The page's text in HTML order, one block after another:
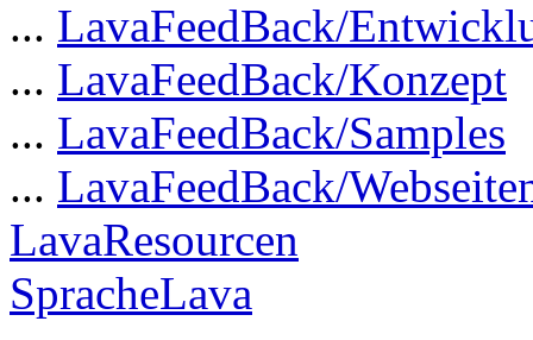
... LavaFeedBack/
... LavaFeedBack/Konzept
... LavaFeedBack/Samples
... LavaFeedBack/
LavaResourcen
SpracheLava